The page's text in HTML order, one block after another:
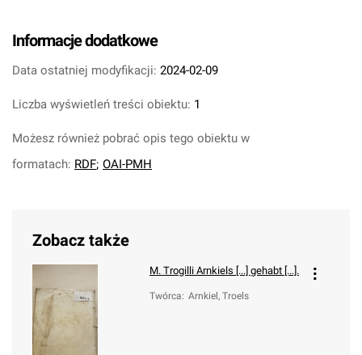
Informacje dodatkowe
Data ostatniej modyfikacji: 2024-02-09
Liczba wyświetleń treści obiektu: 1
Możesz również pobrać opis tego obiektu w
formatach: RDF; OAI-PMH
Zobacz także
M. Trogilli Arnkiels [...] gehabt [...].
Twórca: Arnkiel, Troels